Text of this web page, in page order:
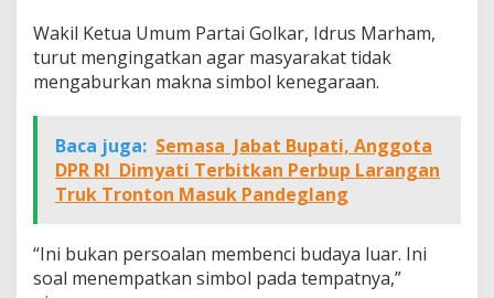
Wakil Ketua Umum Partai Golkar, Idrus Marham,
turut mengingatkan agar masyarakat tidak
mengaburkan makna simbol kenegaraan.
Baca juga: Semasa Jabat Bupati, Anggota
DPR RI Dimyati Terbitkan Perbup Larangan
Truk Tronton Masuk Pandeglang
“Ini bukan persoalan membenci budaya luar. Ini
soal menempatkan simbol pada tempatnya,”